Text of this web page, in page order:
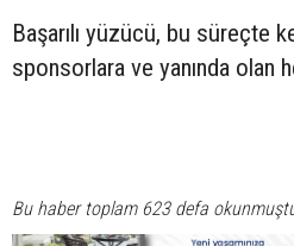
Başarılı yüzücü, bu süreçte
sponsorlara ve yanında olan
Bu haber toplam 623 defa